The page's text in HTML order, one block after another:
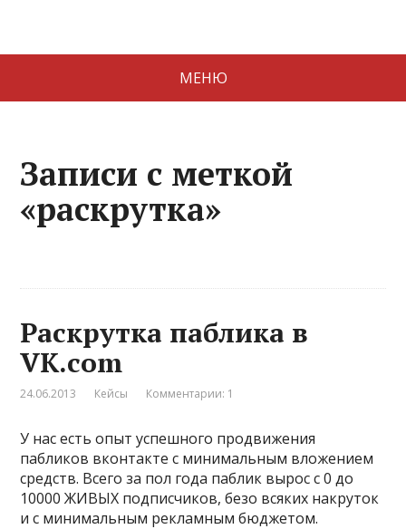
МЕНЮ
Записи с меткой
«раскрутка»
Раскрутка паблика в
VK.com
24.06.2013 Кейсы Комментарии: 1
У нас есть опыт успешного продвижения
пабликов вконтакте с минимальным вложением
средств. Всего за пол года паблик вырос с 0 до
10000 ЖИВЫХ подписчиков, безо всяких накруток
и с минимальным рекламным бюджетом.